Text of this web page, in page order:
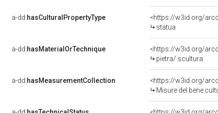
a-dd:hasCulturalPropertyType
<https://w3id.org/
statua
a-dd:hasMaterialOrTechnique
<https://w3id.org/
pietra/ scultura
a-dd:hasMeasurementCollection
<https://w3id.org/
Misure del bene